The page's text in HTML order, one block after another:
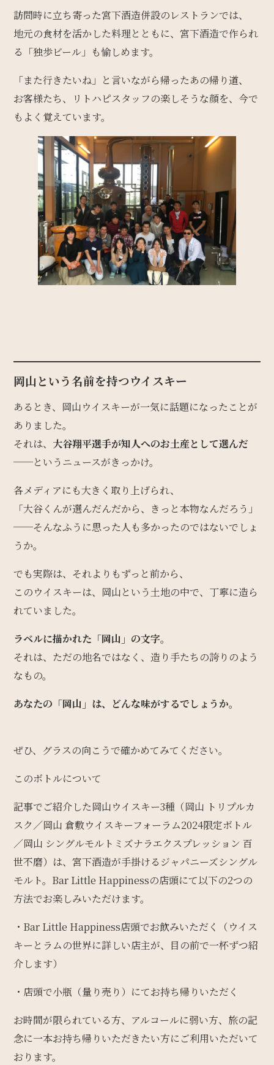
訪問時に立ち寄った宮下酒造併設のレストランでは、
地元の食材を活かした料理とともに、宮下酒造で作られ
る「独歩ビール」も愉しめます。
「また行きたいね」と言いながら帰ったあの帰り道、
お客様たち、リトハピスタッフの楽しそうな顔を、今で
もよく覚えています。
岡山という名前を持つウイスキー
あるとき、岡山ウイスキーが一気に話題になったことが
ありました。
それは、 大谷翔平選手が知人へのお土産として選んだ
──というニュースがきっかけ。
各メディアにも大きく取り上げられ、
「大谷くんが選んだんだから、きっと本物なんだろう」
──そんなふうに思った人も多かったのではないでしょ
うか。
でも実際は、それよりもずっと前から、
このウイスキーは、岡山という土地の中で、丁寧に造ら
れていました。
ラベルに描かれた「岡山」の文字。
それは、ただの地名ではなく、造り手たちの誇りのよう
なもの。
あなたの「岡山」は、どんな味がするでしょうか。
ぜひ、グラスの向こうで確かめてみてください。
このボトルについて
記事でご紹介した岡山ウイスキー3種（岡山 トリプルカ
スク／岡山 倉敷ウイスキーフォーラム2024限定ボトル
／岡山 シングルモルトミズナラエクスプレッション 百
世不磨）は、宮下酒造が手掛けるジャパニーズシングル
モルト。Bar Little Happinessの店頭にて以下の2つの
方法でお楽しみいただけます。
・Bar Little Happiness店頭でお飲みいただく（ウイス
キーとラムの世界に詳しい店主が、目の前で一杯ずつ紹
介します）
・店頭で小瓶（量り売り）にてお持ち帰りいただく
お時間が限られている方、アルコールに弱い方、旅の記
念に一本お持ち帰りいただきたい方にご利用いただいて
おります。